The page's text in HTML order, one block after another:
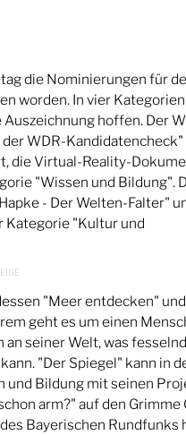
die Nominierungen für
worden. In vier
hoffen. Der
WDR-Kandidatencheck"
die Virtual-Reality-
"Wissen und Bildung".
- Der Welten-Falter"
Kategorie "Kultur und
"Meer entdecken"
geht es um einen
seiner Welt, was
"Der Spiegel" kann in
und Bildung mit seinen
arm?" auf den Grimme
Bayerischen Rundfunks